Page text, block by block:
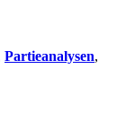
Partieanalysen,